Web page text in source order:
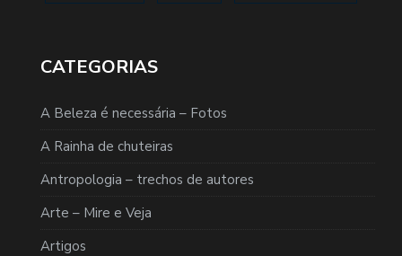
CATEGORIAS
A Beleza é necessária – Fotos
A Rainha de chuteiras
Antropologia – trechos de autores
Arte – Mire e Veja
Artigos